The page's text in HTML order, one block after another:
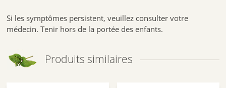
Si les symptômes persistent, veuillez consulter votre
médecin. Tenir hors de la portée des enfants.
Produits similaires